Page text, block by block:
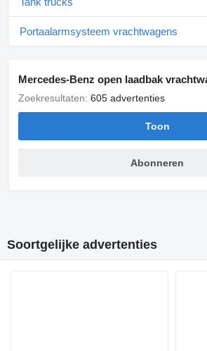
Portaalarmsysteem vrachtwagens
Mercedes-Benz open laadbak
Zoekresultaten: 605 advertenties
Toon
Abonneren
Soortgelijke advertenties